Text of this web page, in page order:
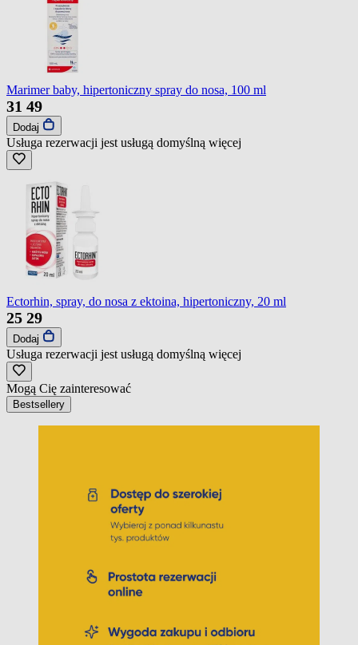
Marimer baby, hipertoniczny spray do nosa, 100 ml
31 49
Dodaj
Usługa rezerwacji jest usługą domyślną więcej
Ectorhin, spray, do nosa z ektoina, hipertoniczny, 20 ml
25 29
Dodaj
Usługa rezerwacji jest usługą domyślną więcej
Mogą Cię zainteresować
Bestsellery